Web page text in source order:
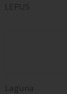
LEPUS
Laguna